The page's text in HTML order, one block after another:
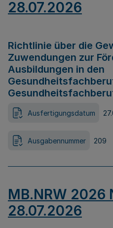
28.07.2026
Richtlinie über die
Zuwendungen zur
Ausbildungen in den
Ausfertigungsdatum
Ausgabennummer 209
MB.NRW 2026
28.07.2026